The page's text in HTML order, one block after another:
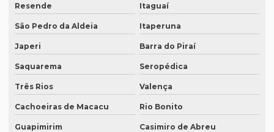
Empresa que apostila tradução juramentada em campinas
Empresa que apostila tradução juramentada em porto alegre
Empresa que faz tradução juramentada
Empresa que faz tradução simultânea
Empresa que faz tradução simultânea em curitiba
Empresa que faz tradução simultânea em recife
Resende Itaguaí
São Pedro da Aldeia Itaperuna
Japeri Barra do Piraí
Saquarema Seropédica
Três Rios Valença
Cachoeiras de Macacu Rio Bonito
Guapimirim Casimiro de Abreu